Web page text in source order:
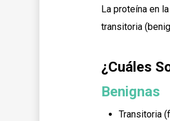
La proteína en
transitoria
¿Cuáles
Benignas
Transitoria